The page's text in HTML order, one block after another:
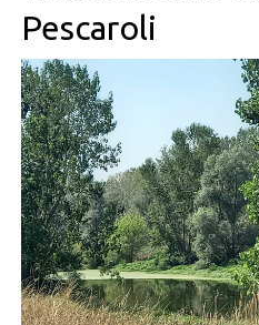
Pescaroli